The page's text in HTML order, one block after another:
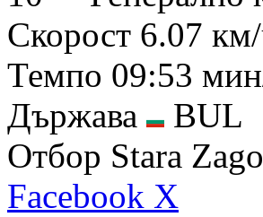
Скорост 6.07
Темпо 09:53
Държава
BUL
Отбор Stara
Facebook X